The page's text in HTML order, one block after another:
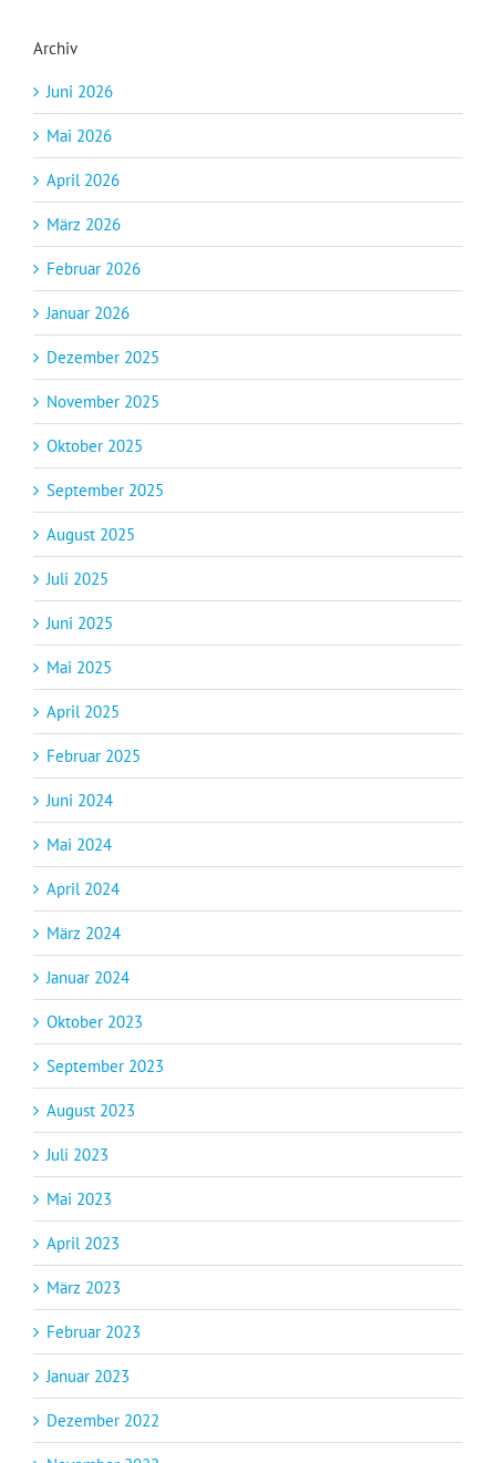
Archiv
Juni 2026
Mai 2026
April 2026
März 2026
Februar 2026
Januar 2026
Dezember 2025
November 2025
Oktober 2025
September 2025
August 2025
Juli 2025
Juni 2025
Mai 2025
April 2025
Februar 2025
Juni 2024
Mai 2024
April 2024
März 2024
Januar 2024
Oktober 2023
September 2023
August 2023
Juli 2023
Mai 2023
April 2023
März 2023
Februar 2023
Januar 2023
Dezember 2022